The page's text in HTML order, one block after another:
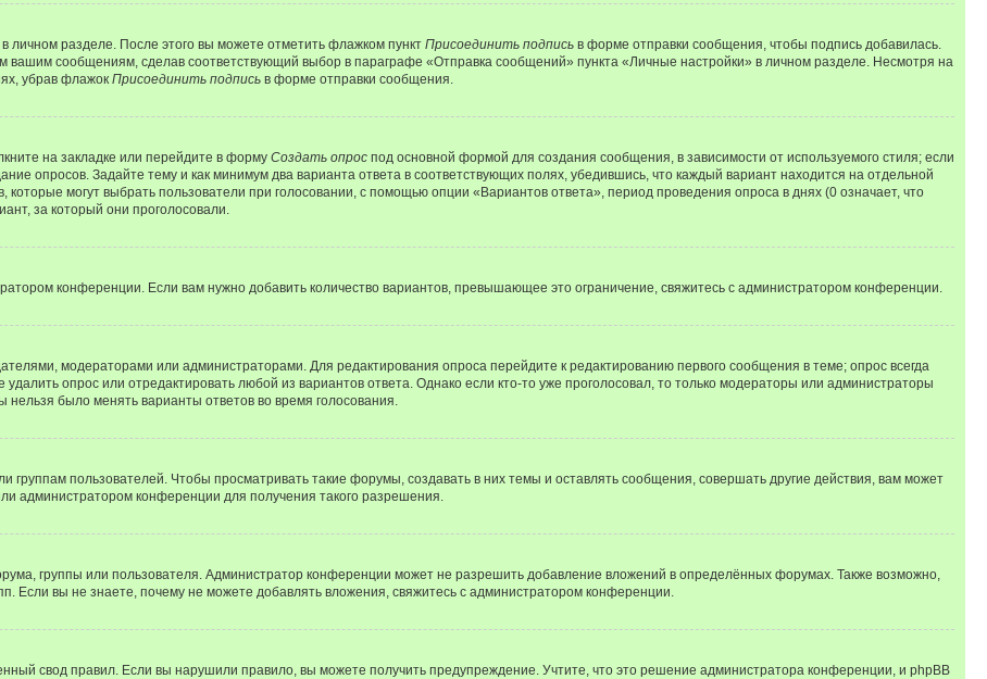
разделе. После этого вы можете отметить флажком пункт Присоединить подпись в форме отправки сообщения, чтобы подпись добавилась.
вашим сообщениям, сделав соответствующий выбор в параграфе «Отправка сообщений» пункта «Личные настройки» в личном разделе. Несмотря на
убрав флажок Присоединить подпись в форме отправки сообщения.
на закладке или перейдите в форму Создать опрос под основной формой для создания сообщения, в зависимости от используемого стиля; если
опросов. Задайте тему и как минимум два варианта ответа в соответствующих полях, убедившись, что каждый вариант находится на отдельной
которые могут выбрать пользователи при голосовании, с помощью опции «Вариантов ответа», период проведения опроса в днях (0 означает, что
за который они проголосовали.
конференции. Если вам нужно добавить количество вариантов, превышающее это ограничение, свяжитесь с администратором конференции.
модераторами или администраторами. Для редактирования опроса перейдите к редактированию первого сообщения в теме; опрос всегда
опрос или отредактировать любой из вариантов ответа. Однако если кто-то уже проголосовал, то только модераторы или администраторы
нельзя было менять варианты ответов во время голосования.
пользователей. Чтобы просматривать такие форумы, создавать в них темы и оставлять сообщения, совершать другие действия, вам может
администратором конференции для получения такого разрешения.
группы или пользователя. Администратор конференции может не разрешить добавление вложений в определённых форумах. Также возможно,
Если вы не знаете, почему не можете добавлять вложения, свяжитесь с администратором конференции.
свод правил. Если вы нарушили правило, вы можете получить предупреждение. Учтите, что это решение администратора конференции, и phpBB